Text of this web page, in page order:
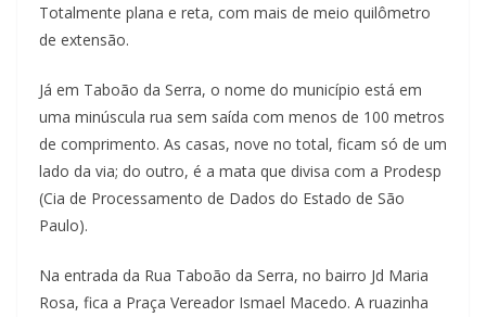
Totalmente plana e reta, com mais de meio quilômetro
de extensão.
Já em Taboão da Serra, o nome do município está em
uma minúscula rua sem saída com menos de 100 metros
de comprimento. As casas, nove no total, ficam só de um
lado da via; do outro, é a mata que divisa com a Prodesp
(Cia de Processamento de Dados do Estado de São
Paulo).
Na entrada da Rua Taboão da Serra, no bairro Jd Maria
Rosa, fica a Praça Vereador Ismael Macedo. A ruazinha